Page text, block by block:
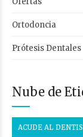
Ortodoncia
Prótesis Dentales
Nube de
ACUDE AL